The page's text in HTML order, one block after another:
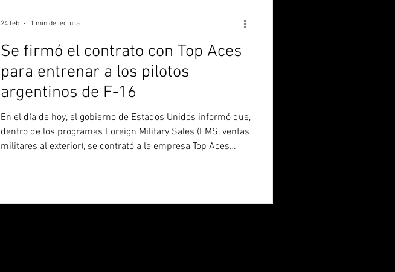
Se firmó el contrato con Top Aces
para entrenar a los pilotos
argentinos de F-16
En el día de hoy, el gobierno de Estados Unidos informó que,
dentro de los programas Foreign Military Sales (FMS, ventas
militares al exterior), se contrató a la empresa Top Aces
capacidad operativa independiente fuera de los EE. UU.. El
24 feb 1 min de lectura